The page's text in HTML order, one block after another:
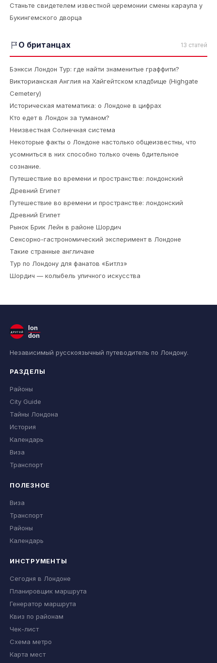
Станьте свидетелем известной церемонии смены караула у
Букингемского дворца
О британцах 13 статей
Бэнкси Лондон Тур: где найти знаменитые граффити?
Викторианская Англия на Хайгейтском кладбище (Highgate
Cemetery)
Историческая математика: о Лондоне в цифрах
Кто едет в Лондон за туманом?
Неизвестная Солнечная система
Некоторые факты о Лондоне настолько общеизвестны, что
усомниться в них способно только очень бдительное
сознание.
Путешествие во времени и пространстве: лондонский
Древний Египет
Путешествие во времени и пространстве: лондонский
Древний Египет
Рынок Брик Лейн в районе Шордич
Сенсорно-гастрономический эксперимент в Лондоне
Такие странные англичане
Тур по Лондону для фанатов «Битлз»
Шордич — колыбель уличного искусства
ДРУГОЙ
lon
don
Независимый русскоязычный путеводитель по Лондону.
РАЗДЕЛЫ
Районы
City Guide
Тайны Лондона
История
Календарь
Виза
Транспорт
ПОЛЕЗНОЕ
Виза
Транспорт
Районы
Календарь
ИНСТРУМЕНТЫ
Сегодня в Лондоне
Планировщик маршрута
Генератор маршрута
Квиз по районам
Чек-лист
Схема метро
Карта мест